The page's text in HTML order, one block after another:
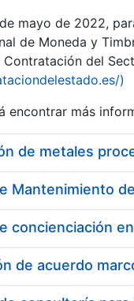
mayo de 2022,
de Moneda y
del
)
encontrar más
de metales
concienciación